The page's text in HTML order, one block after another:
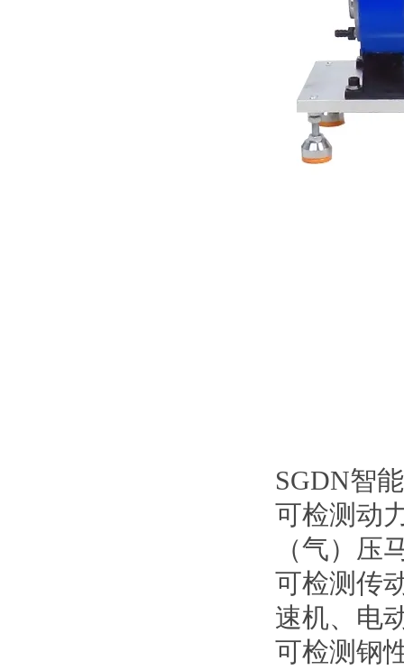
SGDN智
可检测动
（气）压
可检测传
速机、电
可检测钢